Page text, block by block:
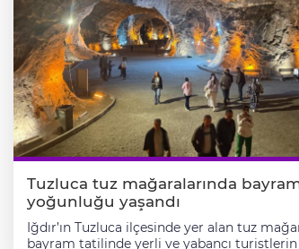
Tuzluca tuz mağaralarında
yoğunluğu yaşandı
Iğdır’ın Tuzluca ilçesinde yer alan tuz
bayram tatilinde yerli ve yabancı